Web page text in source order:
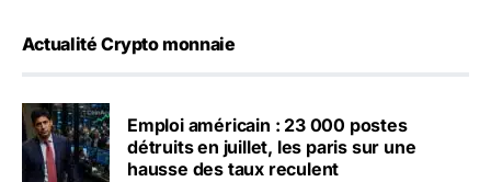
Actualité Crypto monnaie
Emploi américain : 23 000 postes
détruits en juillet, les paris sur une
hausse des taux reculent